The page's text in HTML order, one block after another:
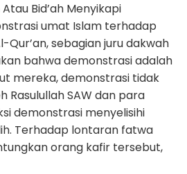
Bid’ah Menyikapi
umat Islam terhadap
sebagian juru dakwah
bahwa demonstrasi adalah
mereka, demonstrasi tidak
Rasulullah SAW dan para
demonstrasi menyelisihi
Terhadap lontaran fatwa
orang kafir tersebut,